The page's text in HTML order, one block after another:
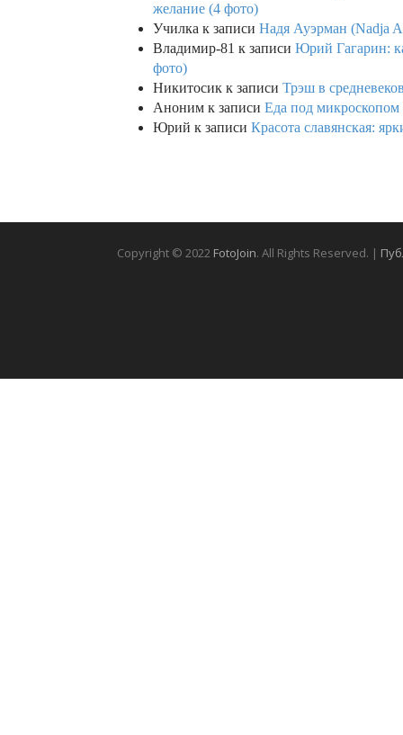
желание (4 фото)
Училка к записи Надя Ауэрман (Nadja
Владимир-81 к записи Юрий Гагарин:
фото)
Никитосик к записи Трэш в
Аноним к записи Еда под микроскопом
Юрий к записи Красота славянская: